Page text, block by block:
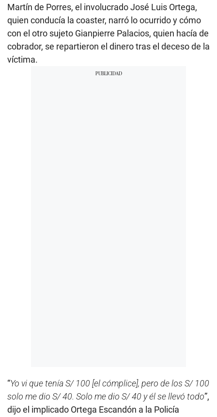
Martín de Porres, el involucrado José Luis Ortega,
quien conducía la coaster, narró lo ocurrido y cómo
con el otro sujeto Gianpierre Palacios, quien hacía de
cobrador, se repartieron el dinero tras el deceso de la
víctima.
“Yo vi que tenía S/ 100 [el cómplice], pero de los S/ 100
solo me dio S/ 40. Solo me dio S/ 40 y él se llevó todo”,
dijo el implicado Ortega Escandón a la Policía